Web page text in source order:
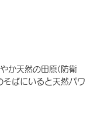
か天然の田原(防衛
そばにいると天然パワ